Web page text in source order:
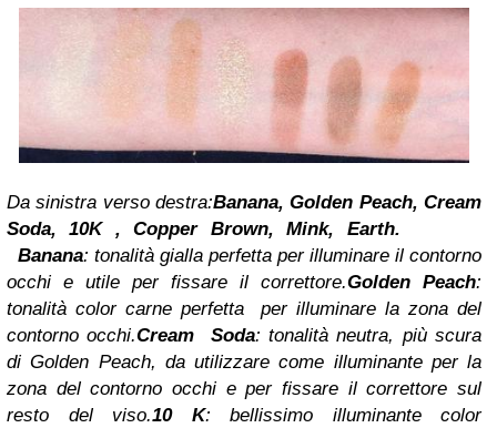
Da sinistra verso destra:Banana, Golden Peach, Cream
Soda, 10K , Copper Brown, Mink, Earth.
Banana: tonalità gialla perfetta per illuminare il contorno
occhi e utile per fissare il correttore.Golden Peach:
tonalità color carne perfetta per illuminare la zona del
contorno occhi.Cream Soda: tonalità neutra, più scura
di Golden Peach, da utilizzare come illuminante per la
zona del contorno occhi e per fissare il correttore sul
resto del viso.10 K: bellissimo illuminante color